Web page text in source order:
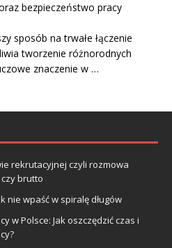
bezpieczeństwo pracy
sposób na trwałe łączenie
tworzenie różnorodnych
znaczenie w …
rekrutacyjnej czyli rozmowa
brutto
nie wpaść w spiralę długów
w Polsce: Jak oszczędzić czas i